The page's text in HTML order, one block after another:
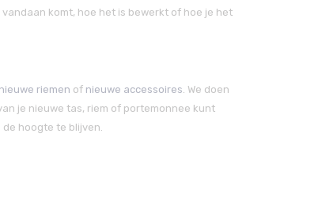
komt, hoe het is bewerkt of hoe je het
nieuwe riemen of nieuwe accessoires . We doen
je nieuwe tas, riem of portemonnee kunt
de hoogte te blijven.